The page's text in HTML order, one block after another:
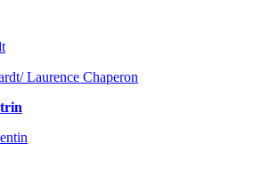
Laurence Chaperon